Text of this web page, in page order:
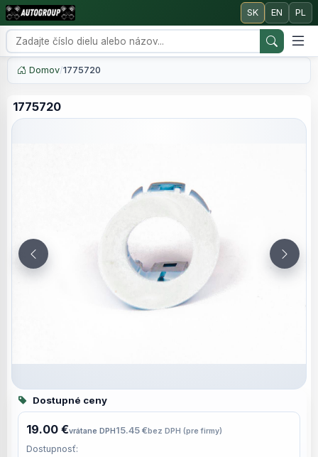
SK EN PL
Domov/1775720
1775720
Dostupné ceny
19.00 €vrátane DPH15.45 €bez DPH (pre firmy)
Dostupnosť: